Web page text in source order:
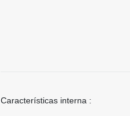
Características interna :